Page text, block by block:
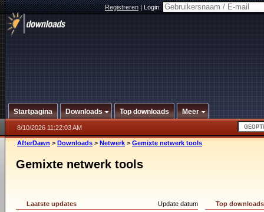
Registreren|Login:
Startpagina Downloads Top downloads Meer
8/10/2026 11:22:03 AM
AfterDawn > Downloads > Netwerk > Gemixte netwerk tools
Gemixte netwerk tools
Update datum
Laatste updates
Top downloads